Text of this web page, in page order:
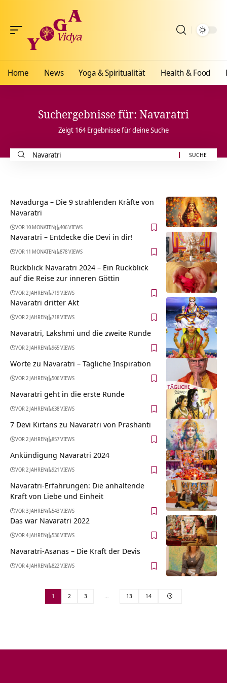
Home News Yoga & Spiritualität Health & Food
Suchergebnisse für: Navaratri
Zeigt 164 Ergebnisse für deine Suche
Suche
Navadurga – Die 9 strahlenden Kräfte von
Navaratri
VOR 10 MONATEN 406 VIEWS
Navaratri – Entdecke die Devi in dir!
VOR 11 MONATEN 878 VIEWS
Rückblick Navaratri 2024 – Ein Rückblick
auf die Reise zur inneren Göttin
VOR 2 JAHREN 719 VIEWS
Navaratri dritter Akt
VOR 2 JAHREN 718 VIEWS
Navaratri, Lakshmi und die zweite Runde
VOR 2 JAHREN 965 VIEWS
Worte zu Navaratri – Tägliche Inspiration
VOR 2 JAHREN 506 VIEWS
Navaratri geht in die erste Runde
VOR 2 JAHREN 638 VIEWS
7 Devi Kirtans zu Navaratri von Prashanti
VOR 2 JAHREN 857 VIEWS
Ankündigung Navaratri 2024
VOR 2 JAHREN 921 VIEWS
Navaratri-Erfahrungen: Die anhaltende
Kraft von Liebe und Einheit
VOR 3 JAHREN 543 VIEWS
Das war Navaratri 2022
VOR 4 JAHREN 536 VIEWS
Navaratri-Asanas – Die Kraft der Devis
VOR 4 JAHREN 822 VIEWS
1 2 3 … 13 14